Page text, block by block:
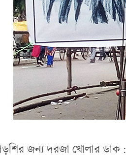
জন্য দরজা খোলার